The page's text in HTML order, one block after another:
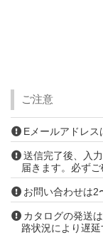
ご注意
Eメールアドレス
送信完了後、入
届きます。必ずご
お問い合わせは2
カタログの発送
路状況により遅延